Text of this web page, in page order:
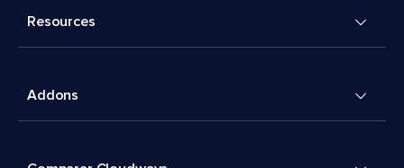
Resources
Addons